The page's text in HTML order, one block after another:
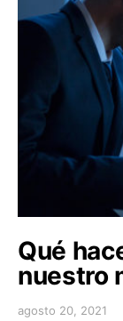
Qué
nuestro
agosto 20, 2021